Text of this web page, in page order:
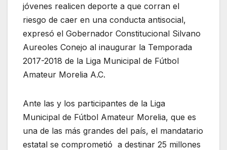
jóvenes realicen deporte a que corran el
riesgo de caer en una conducta antisocial,
expresó el Gobernador Constitucional Silvano
Aureoles Conejo al inaugurar la Temporada
2017-2018 de la Liga Municipal de Fútbol
Amateur Morelia A.C.
Ante las y los participantes de la Liga
Municipal de Fútbol Amateur Morelia, que es
una de las más grandes del país, el mandatario
estatal se comprometió a destinar 25 millones